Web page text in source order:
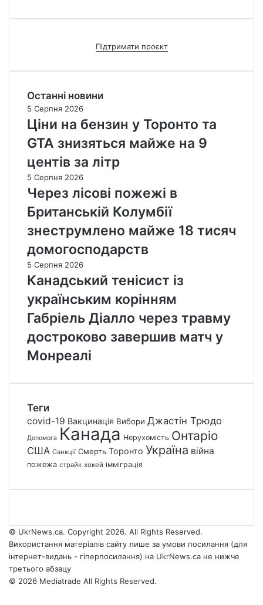
Підтримати проєкт
Останні новини
5 Серпня 2026
Ціни на бензин у Торонто та
GTA знизяться майже на 9
центів за літр
5 Серпня 2026
Через лісові пожежі в
Британській Колумбії
знеструмлено майже 18 тисяч
домогосподарств
5 Серпня 2026
Канадський тенісист із
українським корінням
Габріель Діалло через травму
достроково завершив матч у
Монреалі
Теги
covid-19 Вакцинація Вибори Джастін Трюдо
Допомога Канада Нерухомість Онтаріо
США Санкції Смерть Торонто Україна війна
пожежа страйк хокей імміграція
© UkrNews.ca. Copyright 2026. All Rights Reserved.
Використання матеріалів сайту лише за умови посилання (для
інтернет-видань - гіперпосилання) на UkrNews.ca не нижче
третього абзацу
© 2026 Mediatrade All Rights Reserved.